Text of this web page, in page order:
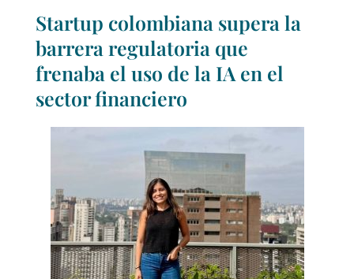
Startup colombiana supera la
barrera regulatoria que
frenaba el uso de la IA en el
sector financiero